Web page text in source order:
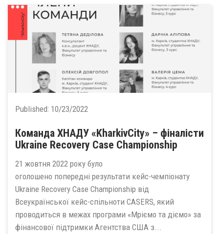
Published: 10/23/2022
Команда ХНАДУ «KharkivCity» – фіналісти
Ukraine Recovery Case Championship
21 жовтня 2022 року було
оголошено попередні результати кейс-чемпіонату
Ukraine Recovery Case Championship від
Всеукраїнської кейс-спільноти CASERS, який
проводиться в межах програми «Мріємо та діємо» за
фінансової підтримки Агентства США з...